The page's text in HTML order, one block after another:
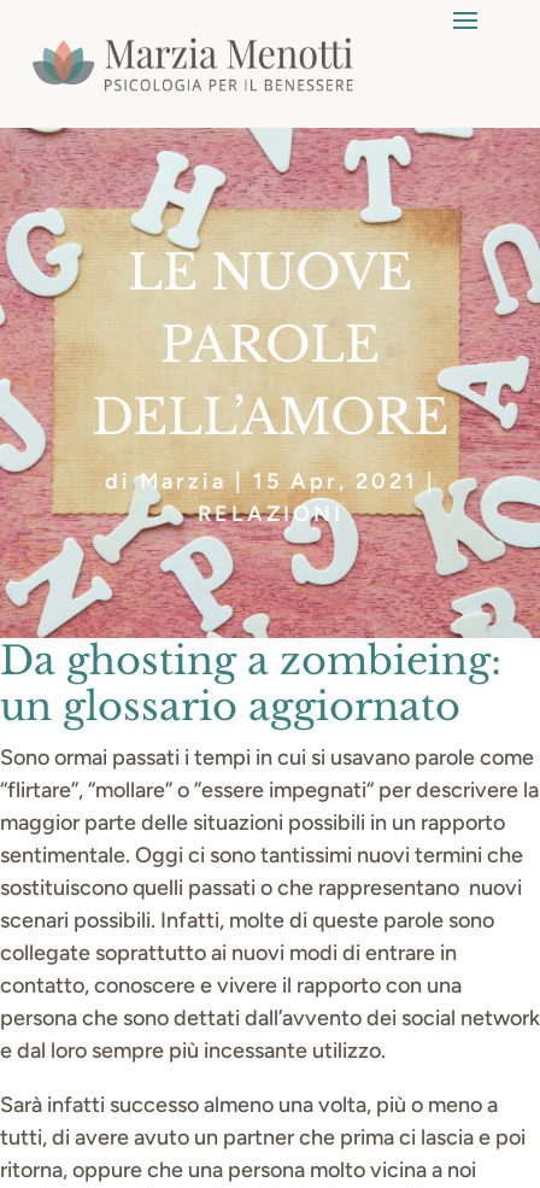
LE NUOVE
PAROLE
DELL’AMORE
diMarzia |15 Apr, 2021 |
RELAZIONI
Da ghosting a zombieing:
un glossario aggiornato
Sono ormai passati i tempi in cui si usavano parole come
“flirtare”, “mollare” o ”essere impegnati“ per descrivere la
maggior parte delle situazioni possibili in un rapporto
sentimentale. Oggi ci sono tantissimi nuovi termini che
sostituiscono quelli passati o che rappresentano nuovi
scenari possibili. Infatti, molte di queste parole sono
collegate soprattutto ai nuovi modi di entrare in
contatto, conoscere e vivere il rapporto con una
persona che sono dettati dall’avvento dei social network
e dal loro sempre più incessante utilizzo.
Sarà infatti successo almeno una volta, più o meno a
tutti, di avere avuto un partner che prima ci lascia e poi
ritorna, oppure che una persona molto vicina a noi